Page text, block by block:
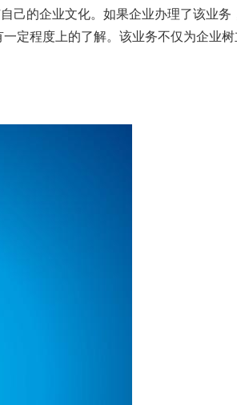
己的企业文化。如果企业办理了该业务
定程度上的了解。该业务不仅为企业树